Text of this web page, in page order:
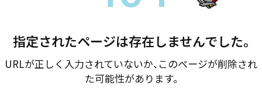
指定されたページは存在しませんでした。
URLが正しく入力されていないか、このページが削除され
た可能性があります。